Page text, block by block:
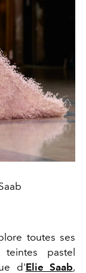
toutes ses
pastel
d'Elie Saab,